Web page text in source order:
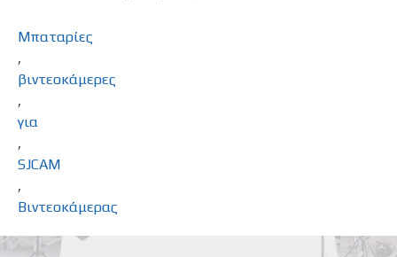
Μπαταρίες
,
βιντεοκάμερες
,
για
,
SJCAM
,
Βιντεοκάμερας